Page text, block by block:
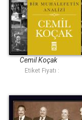
Demokrat Parti
Karşısında CHP
Cemil Koçak
Etiket Fiyatı :